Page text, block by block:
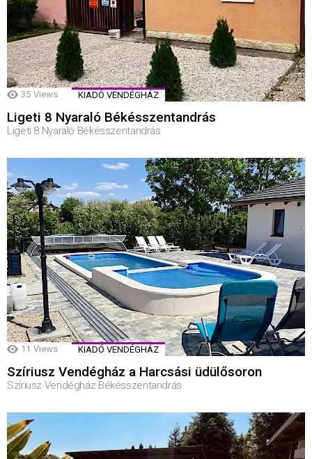
35 Views KIADÓ VENDÉGHÁZ
Ligeti 8 Nyaraló Békésszentandrás
Ligeti 8 Nyaraló Békésszentandrás
11 Views KIADÓ VENDÉGHÁZ
Szíriusz Vendégház a Harcsási üdülősoron
Szíriusz Vendégház Békésszentandrás